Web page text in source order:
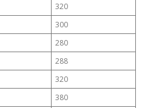
320
300
280
288
320
380